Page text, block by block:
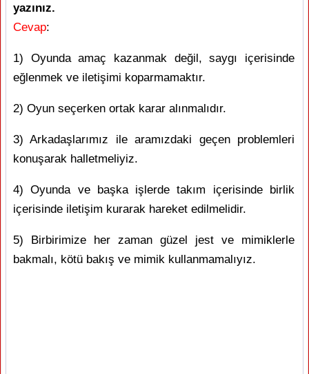
yazınız.
Cevap:
1) Oyunda amaç kazanmak değil, saygı içerisinde
eğlenmek ve iletişimi koparmamaktır.
2) Oyun seçerken ortak karar alınmalıdır.
3) Arkadaşlarımız ile aramızdaki geçen problemleri
konuşarak halletmeliyiz.
4) Oyunda ve başka işlerde takım içerisinde birlik
içerisinde iletişim kurarak hareket edilmelidir.
5) Birbirimize her zaman güzel jest ve mimiklerle
bakmalı, kötü bakış ve mimik kullanmamalıyız.